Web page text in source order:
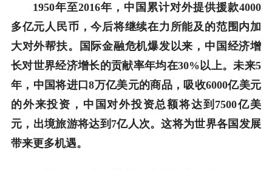
1950年至2016年，中国累计对外提供援款4000
多亿元人民币，今后将继续在力所能及的范围内加
大对外帮扶。国际金融危机爆发以来，中国经济增
长对世界经济增长的贡献率年均在30%以上。未来5
年，中国将进口8万亿美元的商品，吸收6000亿美元
的外来投资，中国对外投资总额将达到7500亿美
元，出境旅游将达到7亿人次。这将为世界各国发展
带来更多机遇。